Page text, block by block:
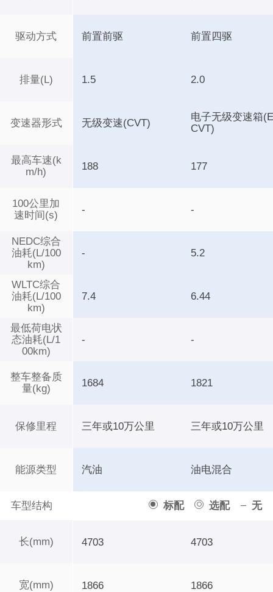
驱动方式
排量(L)
变速器形式
最高车速(k
m/h)
100公里加
速时间(s)
NEDC综合
油耗(L/100
km)
WLTC综合
油耗(L/100
km)
最低荷电状
态油耗(L/1
00km)
整车整备质
量(kg)
保修里程
能源类型
车型结构 标配 选配 无
长(mm)
宽(mm)
前置前驱 前置四驱
1.5 2.0
无级变速(CVT)
电子无级变速箱
CVT)
188 177
- -
- 5.2
7.4 6.44
- -
1684 1821
三年或10万公里 三年或10万公里
汽油 油电混合
4703 4703
1866 1866